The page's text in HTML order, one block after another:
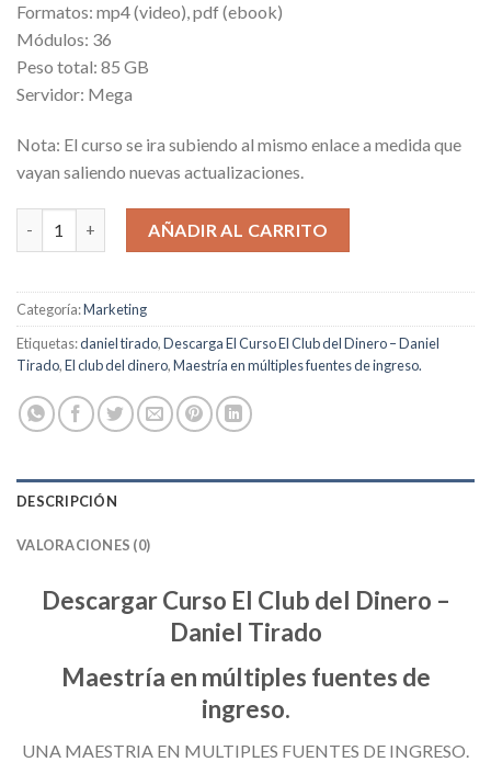
Formatos: mp4 (video), pdf (ebook)
Módulos: 36
Peso total: 85 GB
Servidor: Mega
Nota: El curso se ira subiendo al mismo enlace a medida que
vayan saliendo nuevas actualizaciones.
El Club del Dinero cantidadAÑADIR AL CARRITO
Categoría:Marketing
Etiquetas:daniel tirado,Descarga El Curso El Club del Dinero – Daniel
Tirado,El club del dinero,Maestría en múltiples fuentes de ingreso.
DESCRIPCIÓN
VALORACIONES (0)
Descargar Curso El Club del Dinero –
Daniel Tirado
Maestría en múltiples fuentes de
ingreso.
UNA MAESTRIA EN MULTIPLES FUENTES DE INGRESO.